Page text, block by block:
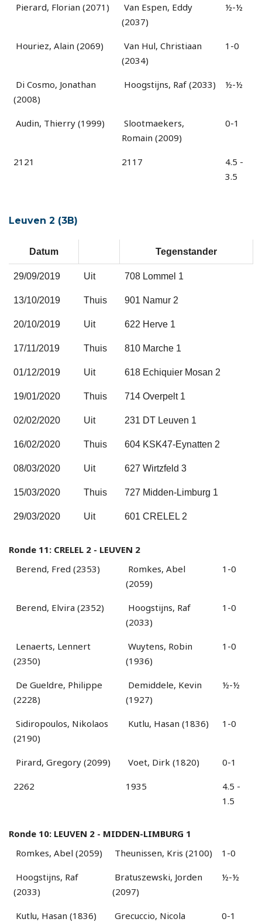
2121 2117
4.5 -
3.5
Pierard, Florian (2071)
Van Espen, Eddy
(2037)
½-½
Houriez, Alain (2069)
Van Hul, Christiaan
(2034)
1-0
Di Cosmo, Jonathan
(2008)
Hoogstijns, Raf (2033) ½-½
Audin, Thierry (1999)
Slootmaekers,
Romain (2009)
0-1
Leuven 2 (3B)
Datum Tegenstander
29/09/2019 Uit 708 Lommel 1
13/10/2019 Thuis 901 Namur 2
20/10/2019 Uit 622 Herve 1
17/11/2019 Thuis 810 Marche 1
01/12/2019 Uit 618 Echiquier Mosan 2
19/01/2020 Thuis 714 Overpelt 1
02/02/2020 Uit 231 DT Leuven 1
16/02/2020 Thuis 604 KSK47-Eynatten 2
08/03/2020 Uit 627 Wirtzfeld 3
15/03/2020 Thuis 727 Midden-Limburg 1
29/03/2020 Uit 601 CRELEL 2
Ronde 11: CRELEL 2 - LEUVEN 2
2262 1935
4.5 -
1.5
Berend, Fred (2353)
Romkes, Abel
(2059)
1-0
Berend, Elvira (2352)
Hoogstijns, Raf
(2033)
1-0
Lenaerts, Lennert
(2350)
Wuytens, Robin
(1936)
1-0
De Gueldre, Philippe
(2228)
Demiddele, Kevin
(1927)
½-½
Sidiropoulos, Nikolaos
(2190)
Kutlu, Hasan (1836) 1-0
Pirard, Gregory (2099) Voet, Dirk (1820) 0-1
Ronde 10: LEUVEN 2 - MIDDEN-LIMBURG 1
Romkes, Abel (2059) Theunissen, Kris (2100) 1-0
Hoogstijns, Raf
(2033)
Bratuszewski, Jorden
(2097)
½-½
Kutlu, Hasan (1836)
Grecuccio, Nicola
0-1